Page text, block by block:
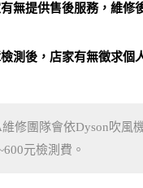
無提供售後服務，維修
測後，店家有無徵求個
修團隊會依Dyson吹風
元檢測費。